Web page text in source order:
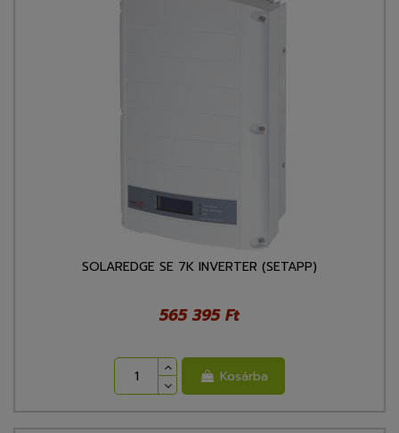
SOLAREDGE SE 7K INVERTER (SETAPP)
565 395 Ft
Kosárba